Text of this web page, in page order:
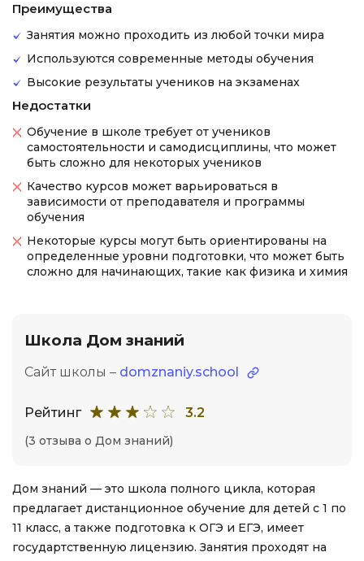
Преимущества
Занятия можно проходить из любой точки мира
Используются современные методы обучения
Высокие результаты учеников на экзаменах
Недостатки
Обучение в школе требует от учеников
самостоятельности и самодисциплины, что может
быть сложно для некоторых учеников
Качество курсов может варьироваться в
зависимости от преподавателя и программы
обучения
Некоторые курсы могут быть ориентированы на
определенные уровни подготовки, что может быть
сложно для начинающих, такие как физика и химия
Школа Дом знаний
Сайт школы – domznaniy.school
Рейтинг 3.2
(3 отзыва о Дом знаний)
Дом знаний — это школа полного цикла, которая
предлагает дистанционное обучение для детей с 1 по
11 класс, а также подготовка к ОГЭ и ЕГЭ, имеет
государтственную лицензию. Занятия проходят на